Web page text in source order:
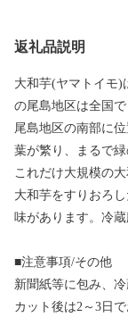
返礼品説明
大和芋(ヤマトイモ)
の尾島地区は全国で
尾島地区の南部に
葉が繁り、まるで
これだけ大規模の
大和芋をすりおろ
味があります。冷
■注意事項/その他
新聞紙等に包み、
カット後は2～3日